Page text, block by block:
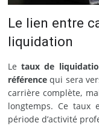
Le lien entre
liquidation
Le taux de
référencequi sera
carrière complète,
longtemps. Ce taux
période d’activité